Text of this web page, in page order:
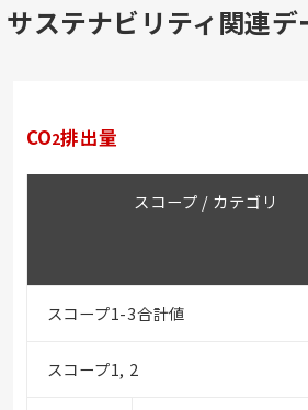
サステナビリティ関連デ
CO2排出量
スコープ / カテゴリ
スコープ1-3合計値
スコープ1, 2